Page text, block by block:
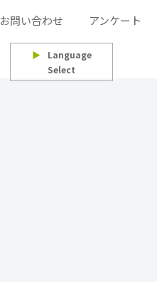
お問い合わせ アンケート
▶
Language
Select